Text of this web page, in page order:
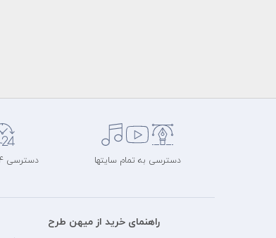
دسترسی به تمام سایتها دسترسی 24 ساعته
راهنمای خرید از میهن طرح